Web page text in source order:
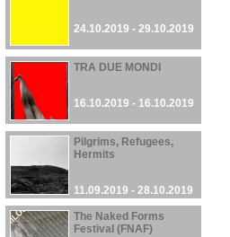
24.10.2019 - 29.10.2019
TRA DUE MONDI
16.10.2019 - 16.10.2019
Pilgrims, Refugees,
Hermits
11.09.2019 - 28.10.2019
The Naked Forms
Festival (FNAF)